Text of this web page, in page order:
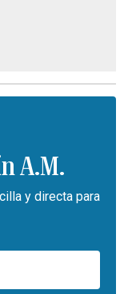
A.M.
y directa para